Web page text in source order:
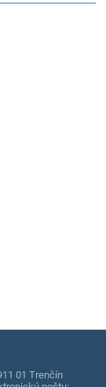
01 Trenčín